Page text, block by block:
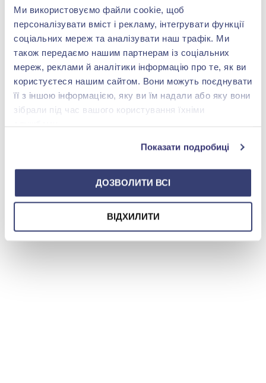
Ми використовуємо файли cookie, щоб
персоналізувати вміст і рекламу, інтегрувати функції
соціальних мереж та аналізувати наш трафік. Ми
також передаємо нашим партнерам із соціальних
мереж, реклами й аналітики інформацію про те, як ви
користуєтеся нашим сайтом. Вони можуть поєднувати
її з іншою інформацією, яку ви їм надали або яку вони
зібрали під час вашого користування їхніми
Показати подробиці
ДОЗВОЛИТИ ВСІ
ВІДХИЛИТИ
БРЕНДОВЕ ПАКУВАННЯ
Детальніше
shop@zolotakoroleva.ua
0 800 501 276